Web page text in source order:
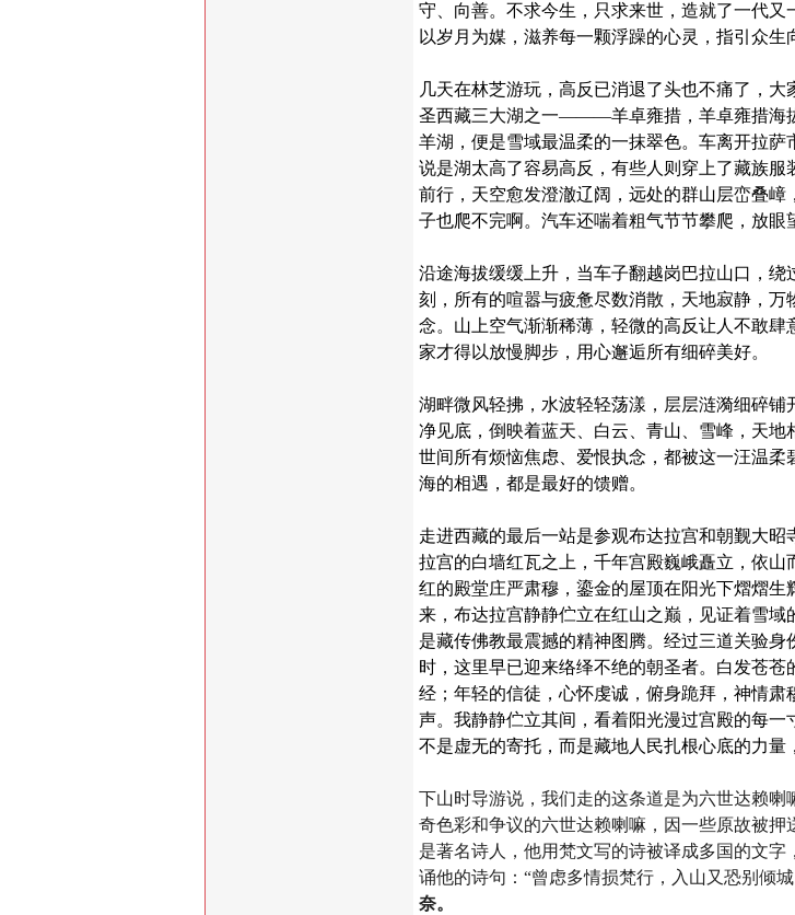
守、向善。不求今生，只求来世，造就了一代又
以岁月为媒，滋养每一颗浮躁的心灵，指引众生
几天在林芝游玩，高反已消退了头也不痛了，
圣西藏三大湖之一———羊卓雍措，羊卓雍措海
羊湖，便是雪域最温柔的一抹翠色。车离开拉萨
说是湖太高了容易高反，有些人则穿上了藏族
前行，天空愈发澄澈辽阔，远处的群山层峦叠
子也爬不完啊。汽车还喘着粗气节节攀爬，放
沿途海拔缓缓上升，当车子翻越岗巴拉山口，绕
刻，所有的喧嚣与疲惫尽数消散，天地寂静，
念。山上空气渐渐稀薄，轻微的高反让人不敢
家才得以放慢脚步，用心邂逅所有细碎美好。
湖畔微风轻拂，水波轻轻荡漾，层层涟漪细碎
净见底，倒映着蓝天、白云、青山、雪峰，天地
世间所有烦恼焦虑、爱恨执念，都被这一汪温
海的相遇，都是最好的馈赠。
走进西藏的最后一站是参观布达拉宫和朝觐大
拉宫的白墙红瓦之上，千年宫殿巍峨矗立，依
红的殿堂庄严肃穆，鎏金的屋顶在阳光下熠熠
来，布达拉宫静静伫立在红山之巅，见证着雪域
是藏传佛教最震撼的精神图腾。经过三道关验
时，这里早已迎来络绎不绝的朝圣者。白发苍
经；年轻的信徒，心怀虔诚，俯身跪拜，神情
声。我静静伫立其间，看着阳光漫过宫殿的每
不是虚无的寄托，而是藏地人民扎根心底的力量
下山时导游说，我们走的这条道是为六世达赖
奇色彩和争议的六世达赖喇嘛，因一些原故被
是著名诗人，他用梵文写的诗被译成多国的文
诵他的诗句：“曾虑多情损梵行，入山又恐别倾城
奈。